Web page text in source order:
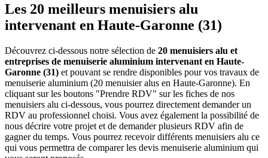
Les 20 meilleurs menuisiers alu
intervenant en Haute-Garonne (31)
Découvrez ci-dessous notre sélection de 20 menuisiers alu et
entreprises de menuiserie aluminium intervenant en Haute-
Garonne (31) et pouvant se rendre disponibles pour vos travaux de
menuiserie aluminium (20 menuisier alus en Haute-Garonne). En
cliquant sur les boutons "Prendre RDV" sur les fiches de nos
menuisiers alu ci-dessous, vous pourrez directement demander un
RDV au professionnel choisi. Vous avez également la possibilité de
nous décrire votre projet et de demander plusieurs RDV afin de
gagner du temps. Vous pourrez recevoir différents menuisiers alu ce
qui vous permettra de comparer les devis menuiserie aluminium qui